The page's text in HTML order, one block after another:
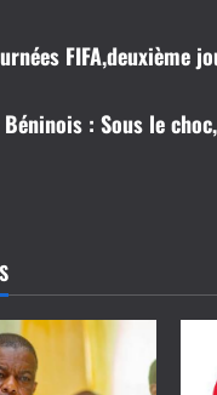
FIFA,deuxième
: Sous le